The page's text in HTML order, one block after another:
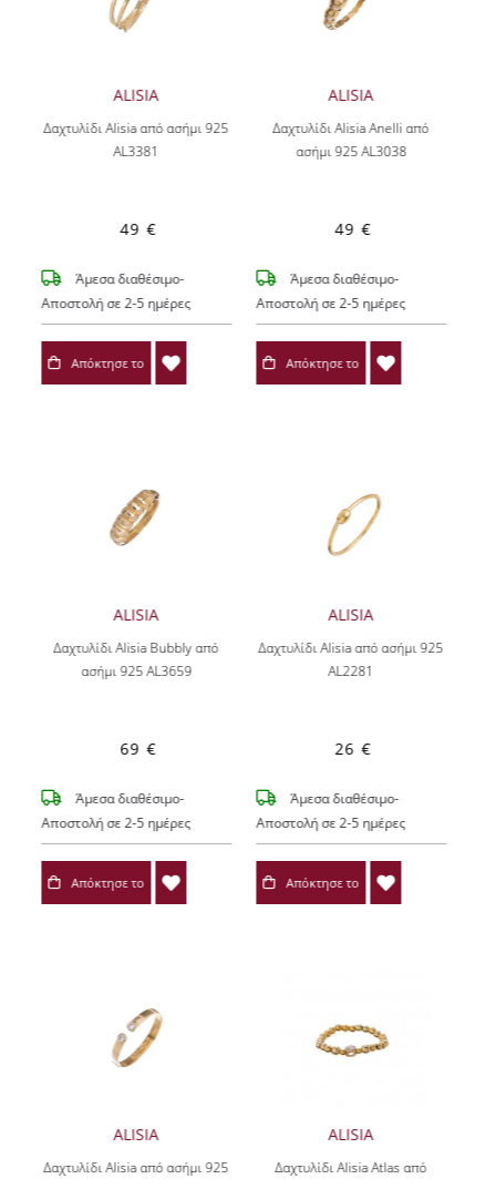
ALISIA
Δαχτυλίδι Alisia από ασήμι 925
AL3381
49 €
Άμεσα διαθέσιμο-
Αποστολή σε 2-5 ημέρες
Απόκτησε το
ALISIA
Δαχτυλίδι Alisia Anelli από
ασήμι 925 AL3038
49 €
Άμεσα διαθέσιμο-
Αποστολή σε 2-5 ημέρες
Απόκτησε το
ALISIA
Δαχτυλίδι Alisia Bubbly από
ασήμι 925 AL3659
69 €
Άμεσα διαθέσιμο-
Αποστολή σε 2-5 ημέρες
Απόκτησε το
ALISIA
Δαχτυλίδι Alisia από ασήμι 925
AL2281
26 €
Άμεσα διαθέσιμο-
Αποστολή σε 2-5 ημέρες
Απόκτησε το
ALISIA
Δαχτυλίδι Alisia από ασήμι 925
ALISIA
Δαχτυλίδι Alisia Atlas από